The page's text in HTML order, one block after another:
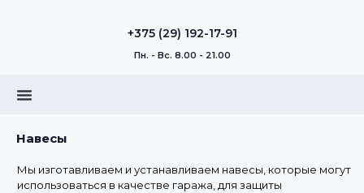
+375 (29) 192-17-91
Пн. - Вс. 8.00 - 21.00
Навесы
Мы изготавливаем и устанавливаем навесы, которые могут
использоваться в качестве гаража, для защиты